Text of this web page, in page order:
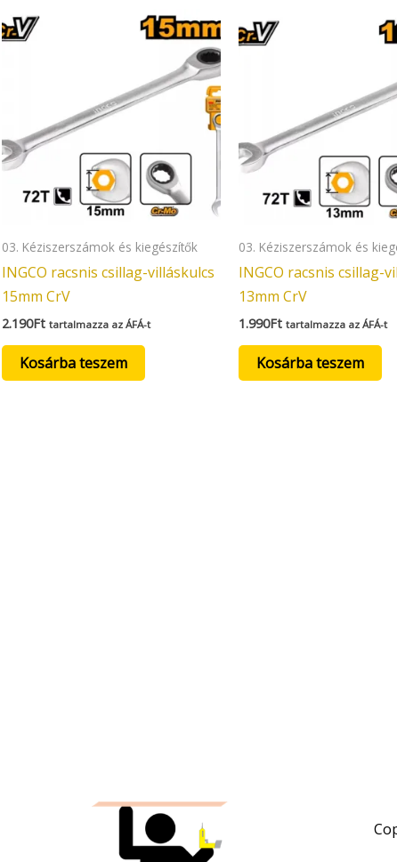
03. Kéziszerszámok és kiegészítők
INGCO racsnis csillag-villáskulcs
15mm CrV
2.190Ft tartalmazza az ÁFÁ-t
Kosárba teszem
03. Kéziszerszámok és
INGCO racsnis csillag-
13mm CrV
1.990Ft tartalmazza az ÁFÁ-t
Kosárba teszem